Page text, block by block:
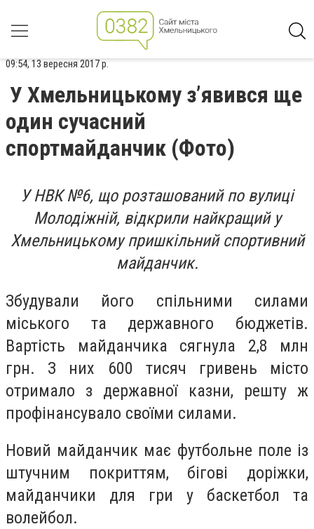
09:54, 13 вересня 2017 р.
У Хмельницькому з’явився ще
один сучасний
спортмайданчик (Фото)
У НВК №6, що розташований по вулиці
Молодіжній, відкрили найкращий у
Хмельницькому пришкільний спортивний
майданчик.
Збудували його спільними силами
міського та державного бюджетів.
Вартість майданчика сягнула 2,8 млн
грн. З них 600 тисяч гривень місто
отримало з державної казни, решту ж
профінансувало своїми силами.
Новий майданчик має футбольне поле із
штучним покриттям, бігові доріжки,
майданчики для гри у баскетбол та
волейбол.